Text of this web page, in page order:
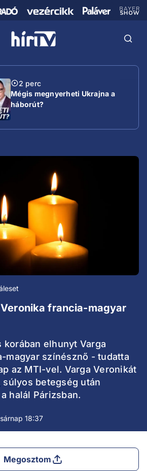
2 perc
Mégis megnyerheti Ukrajna a
háborút?
francia-magyar
korában elhunyt Varga
magyar színésznő - tudatta
az MTI-vel. Varga Veronikát
betegség után
halál Párizsban.
18:37
Megosztom